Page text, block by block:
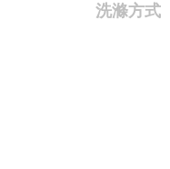
洗滌方式